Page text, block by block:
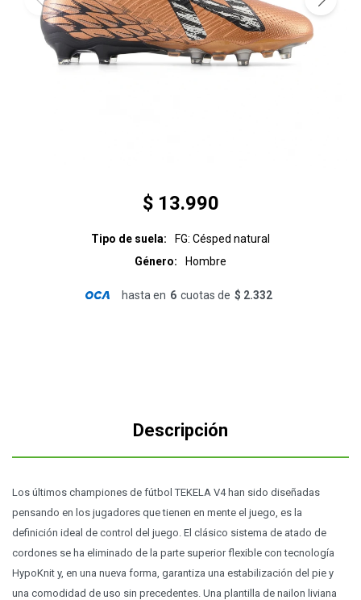
$ 13.990
Tipo de suela
FG: Césped natural
Género
Hombre
hasta en 6 cuotas de $ 2.332
Descripción
Los últimos championes de fútbol TEKELA V4 han sido diseñadas
pensando en los jugadores que tienen en mente el juego, es la
definición ideal de control del juego. El clásico sistema de atado de
cordones se ha eliminado de la parte superior flexible con tecnología
HypoKnit y, en una nueva forma, garantiza una estabilización del pie y
una comodidad de uso sin precedentes. Una plantilla de nailon liviana